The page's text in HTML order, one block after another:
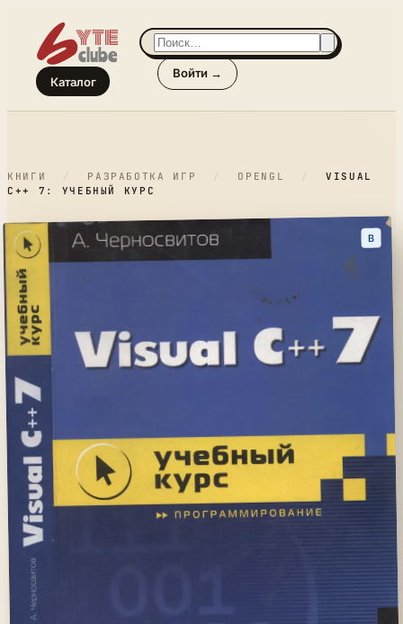
Каталог
Войти →
КНИГИ / РАЗРАБОТКА ИГР / OPENGL /
VISUAL
C++ 7: УЧЕБНЫЙ КУРС
B